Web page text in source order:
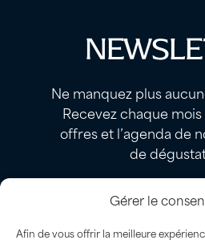
Gérer le
Afin de vous offrir la meilleure
Ne manquez plus
Recevez chaque
offres et l’agenda de
de
JE